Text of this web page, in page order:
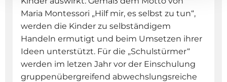
Maria Montessori „Hilf mir, es selbst zu tun“,
werden die Kinder zu selbständigem
Handeln ermutigt und beim Umsetzen ihrer
Ideen unterstützt. Für die „Schulstürmer“
werden im letzen Jahr vor der Einschulung
gruppenübergreifend abwechslungsreiche